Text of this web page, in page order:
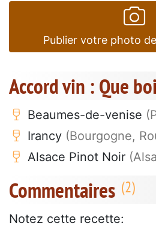
Publier votre photo
Accord vin : Que
Beaumes-de-venise
Irancy (Bourgogne,
Alsace Pinot Noir
Commentaires
Notez cette recette: